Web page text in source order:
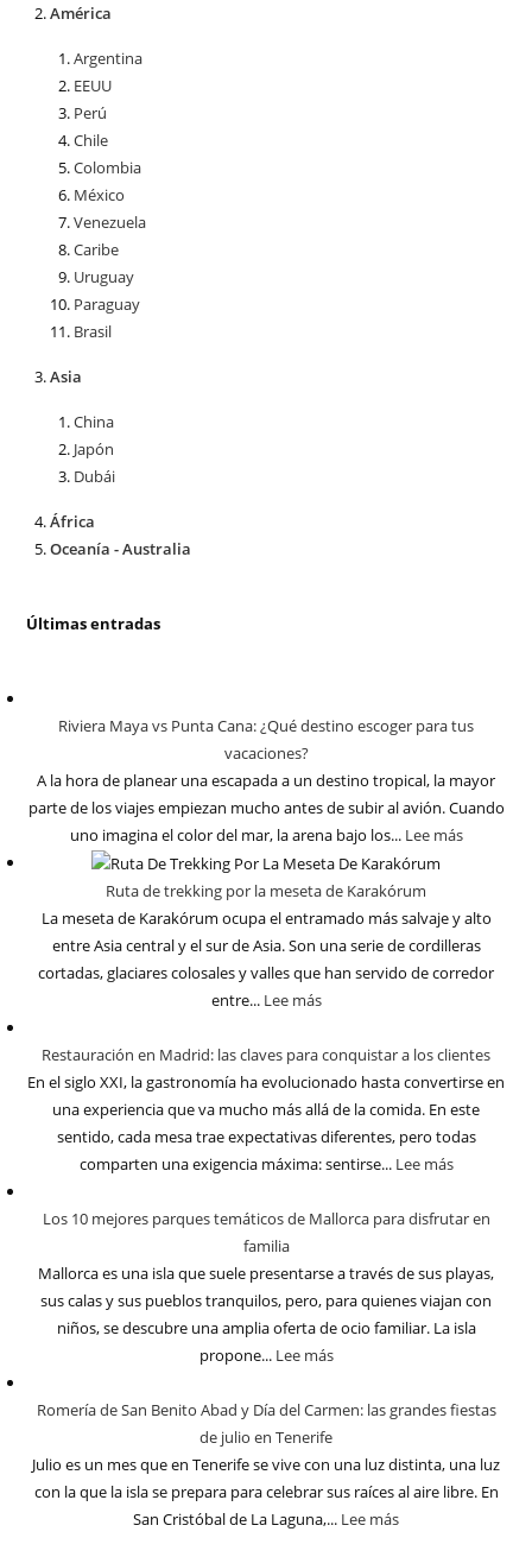
América
Argentina
EEUU
Perú
Chile
Colombia
México
Venezuela
Caribe
Uruguay
Paraguay
Brasil
Asia
China
Japón
Dubái
África
Oceanía - Australia
Últimas entradas
Riviera Maya vs Punta Cana: ¿Qué destino escoger para tus
vacaciones?
A la hora de planear una escapada a un destino tropical, la mayor
parte de los viajes empiezan mucho antes de subir al avión. Cuando
uno imagina el color del mar, la arena bajo los... Lee más
Ruta de trekking por la meseta de Karakórum
La meseta de Karakórum ocupa el entramado más salvaje y alto
entre Asia central y el sur de Asia. Son una serie de cordilleras
cortadas, glaciares colosales y valles que han servido de corredor
entre... Lee más
Restauración en Madrid: las claves para conquistar a los clientes
En el siglo XXI, la gastronomía ha evolucionado hasta convertirse en
una experiencia que va mucho más allá de la comida. En este
sentido, cada mesa trae expectativas diferentes, pero todas
comparten una exigencia máxima: sentirse... Lee más
Los 10 mejores parques temáticos de Mallorca para disfrutar en
familia
Mallorca es una isla que suele presentarse a través de sus playas,
sus calas y sus pueblos tranquilos, pero, para quienes viajan con
niños, se descubre una amplia oferta de ocio familiar. La isla
propone... Lee más
Romería de San Benito Abad y Día del Carmen: las grandes fiestas
de julio en Tenerife
Julio es un mes que en Tenerife se vive con una luz distinta, una luz
con la que la isla se prepara para celebrar sus raíces al aire libre. En
San Cristóbal de La Laguna,... Lee más